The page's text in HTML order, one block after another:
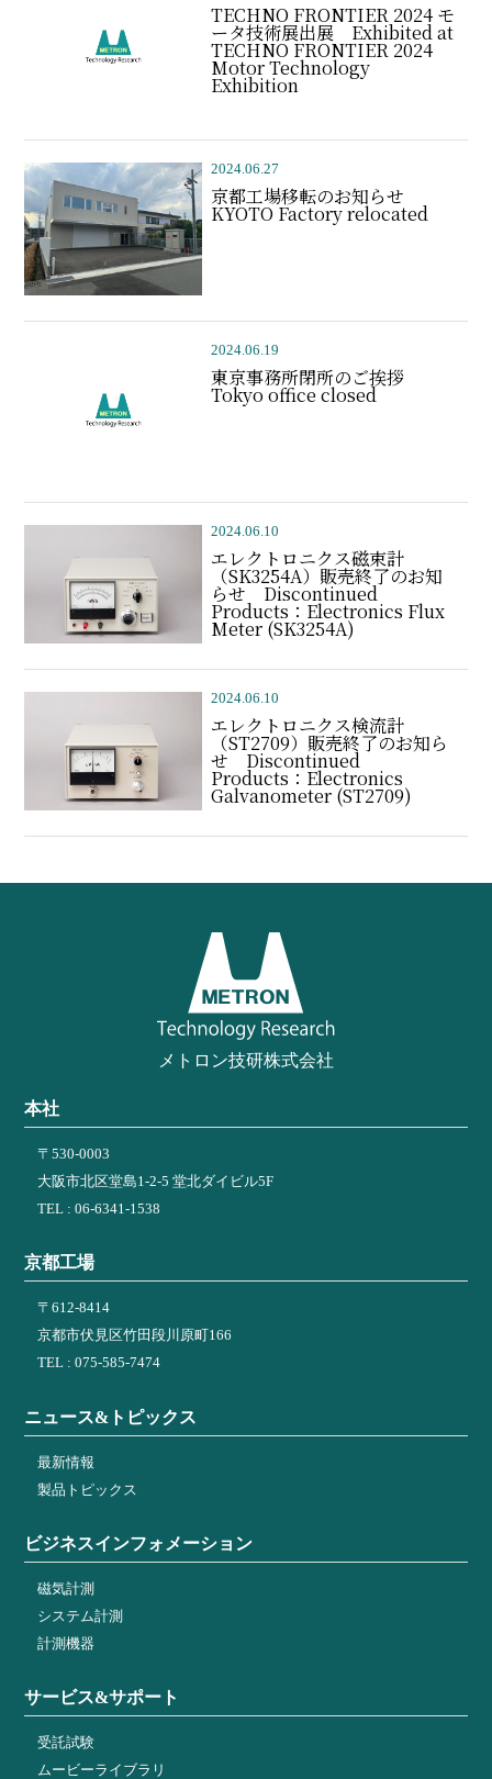
TECHNO FRONTIER 2024 モ
ータ技術展出展 Exhibited at
TECHNO FRONTIER 2024
Motor Technology
Exhibition
2024.06.27
京都工場移転のお知らせ
KYOTO Factory relocated
2024.06.19
東京事務所閉所のご挨拶
Tokyo office closed
2024.06.10
エレクトロニクス磁束計
（SK3254A）販売終了のお知
らせ Discontinued
Products：Electronics Flux
Meter (SK3254A)
2024.06.10
エレクトロニクス検流計
（ST2709）販売終了のお知ら
せ Discontinued
Products：Electronics
Galvanometer (ST2709)
メトロン技研株式会社
本社
〒530-0003
大阪市北区堂島1-2-5 堂北ダイビル5F
TEL : 06-6341-1538
京都工場
〒612-8414
京都市伏見区竹田段川原町166
TEL : 075-585-7474
ニュース&トピックス
最新情報
製品トピックス
ビジネスインフォメーション
磁気計測
システム計測
計測機器
サービス&サポート
受託試験
ムービーライブラリ